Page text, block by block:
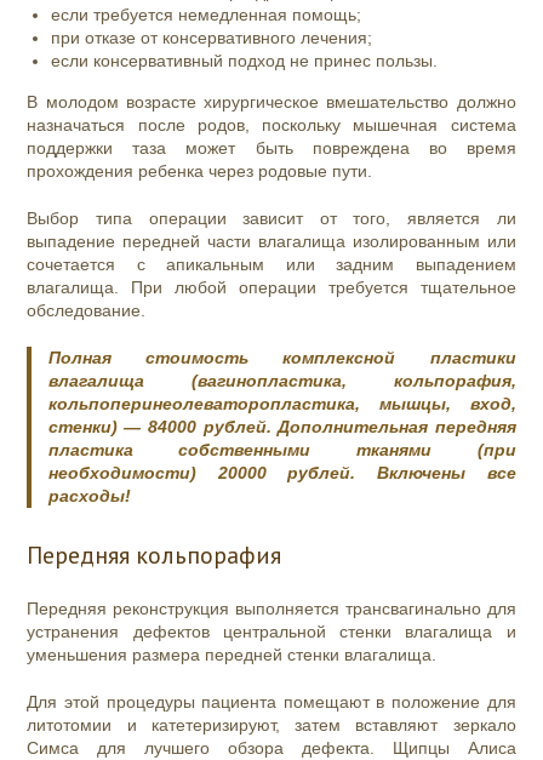
если требуется немедленная помощь;
при отказе от консервативного лечения;
если консервативный подход не принес пользы.
В молодом возрасте хирургическое вмешательство должно
назначаться после родов, поскольку мышечная система
поддержки таза может быть повреждена во время
прохождения ребенка через родовые пути.
Выбор типа операции зависит от того, является ли
выпадение передней части влагалища изолированным или
сочетается с апикальным или задним выпадением
влагалища. При любой операции требуется тщательное
обследование.
Полная стоимость комплексной пластики
влагалища (вагинопластика, кольпорафия,
кольпоперинеолеваторопластика, мышцы, вход,
стенки) — 84000 рублей. Дополнительная передняя
пластика собственными тканями (при
необходимости) 20000 рублей. Включены все
расходы!
Передняя кольпорафия
Передняя реконструкция выполняется трансвагинально для
устранения дефектов центральной стенки влагалища и
уменьшения размера передней стенки влагалища.
Для этой процедуры пациента помещают в положение для
литотомии и катетеризируют, затем вставляют зеркало
Симса для лучшего обзора дефекта. Щипцы Алиса